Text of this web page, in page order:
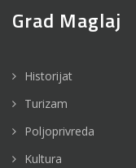
Grad Maglaj
Historijat
Turizam
Poljoprivreda
Kultura